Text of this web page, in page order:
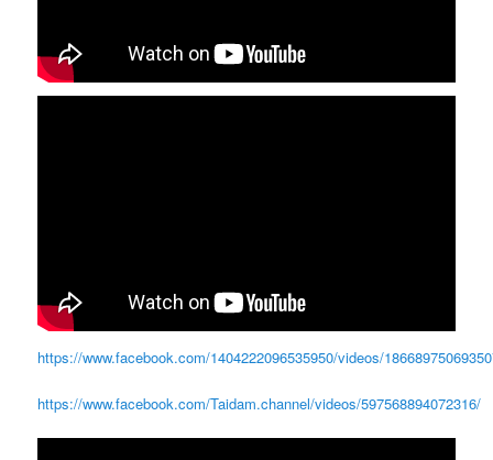
https://www.facebook.com/1404222096535950/videos/
https://www.facebook.com/Taidam.channel/videos/597568894072316/